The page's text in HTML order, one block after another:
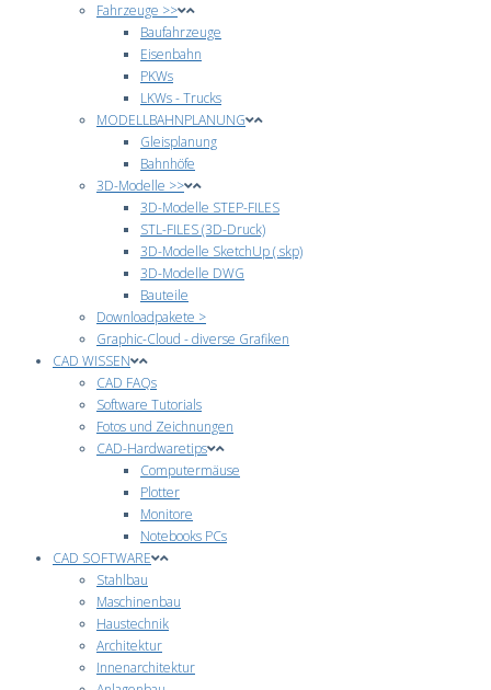
Fahrzeuge >>
Baufahrzeuge
Eisenbahn
PKWs
LKWs - Trucks
MODELLBAHNPLANUNG
Gleisplanung
Bahnhöfe
3D-Modelle >>
3D-Modelle STEP-FILES
STL-FILES (3D-Druck)
3D-Modelle SketchUp (.skp)
3D-Modelle DWG
Bauteile
Downloadpakete >
Graphic-Cloud - diverse Grafiken
CAD WISSEN
CAD FAQs
Software Tutorials
Fotos und Zeichnungen
CAD-Hardwaretips
Computermäuse
Plotter
Monitore
Notebooks PCs
CAD SOFTWARE
Stahlbau
Maschinenbau
Haustechnik
Architektur
Innenarchitektur